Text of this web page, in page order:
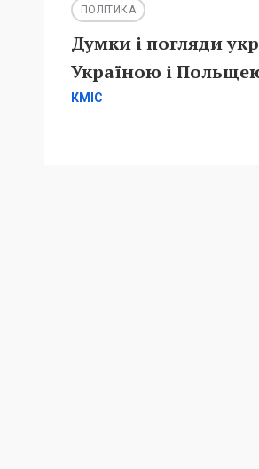
ПОЛІТИКА
Думки і погляди
Україною і
КМІС